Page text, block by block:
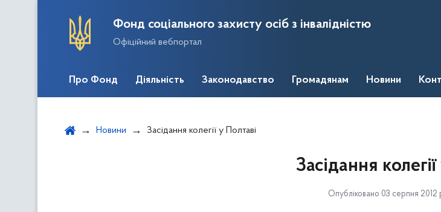
Фонд соціального захисту осіб з інвалідністю
Офіційний вебпортал
Про Фонд Діяльність Законодавство Громадянам Новини
Новини Засідання колегії у Полтаві
Засідання
Опубліковано 03 серпня 2012